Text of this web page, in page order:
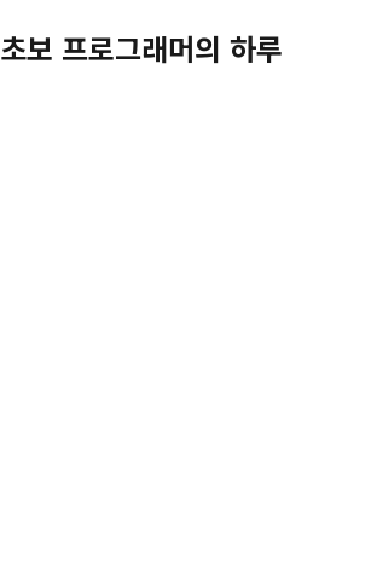
초보 프로그래머의 하루